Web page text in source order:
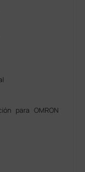
para OMRON